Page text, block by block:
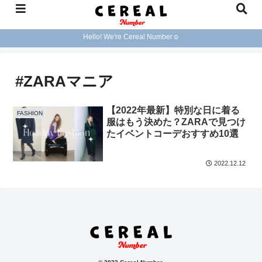
Hello! We're Cereal Number☺︎
#ZARAマニア
FASHION
【2022年最新】特別な日に着る
服はもう決めた？ZARAで見つけ
たイベントコーデおすすめ10選
2022.12.12